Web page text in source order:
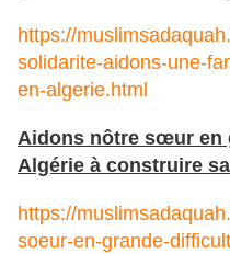
https://
solidarite-aidons-une-
en-algerie.html
Aidons nôtre sœur en
Algérie à construire
https://
soeur-en-grande-